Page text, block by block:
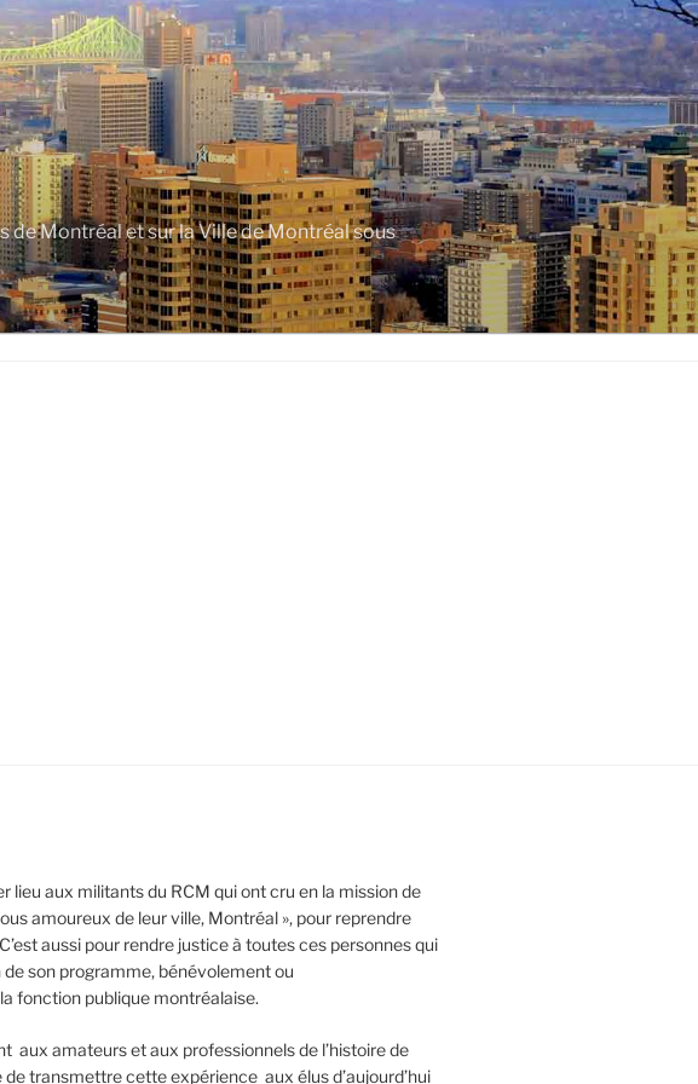
Montréal et sur la Ville de Montréal sous
lieu aux militants du RCM qui ont cru en la mission de
amoureux de leur ville, Montréal », pour reprendre
aussi pour rendre justice à toutes ces personnes qui
son programme, bénévolement ou
fonction publique montréalaise.
aux amateurs et aux professionnels de l’histoire de
transmettre cette expérience aux élus d’aujourd’hui